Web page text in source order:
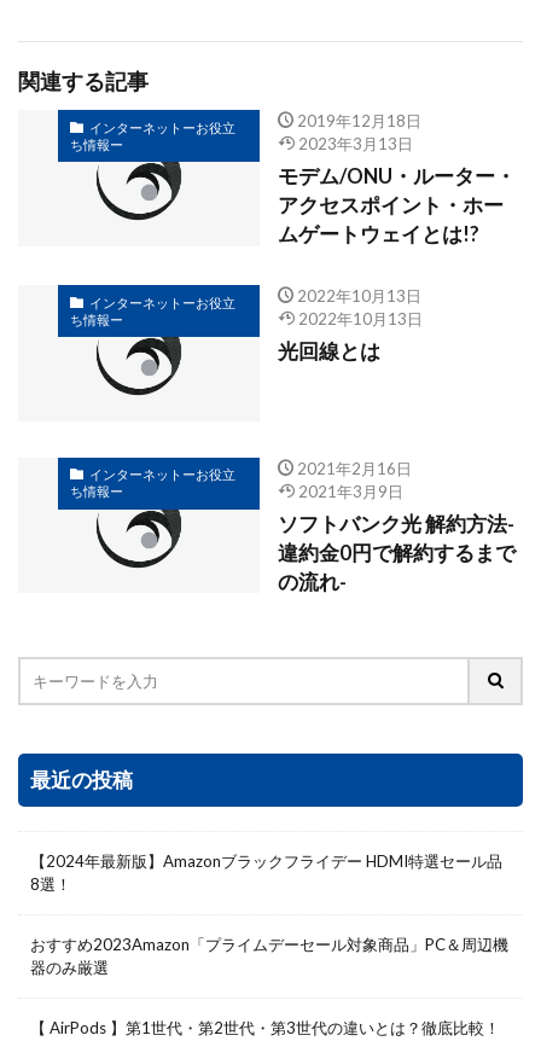
関連する記事
インターネットーお役立
ち情報ー
2019年12月18日
2023年3月13日
モデム/ONU・ルーター・
アクセスポイント・ホー
ムゲートウェイとは!?
インターネットーお役立
ち情報ー
2022年10月13日
2022年10月13日
光回線とは
インターネットーお役立
ち情報ー
2021年2月16日
2021年3月9日
ソフトバンク光 解約方法-
違約金0円で解約するまで
の流れ-
最近の投稿
【2024年最新版】Amazonブラックフライデー HDMI特選セール品
8選！
おすすめ2023Amazon「プライムデーセール対象商品」PC＆周辺機
器のみ厳選
【 AirPods 】第1世代・第2世代・第3世代の違いとは？徹底比較！